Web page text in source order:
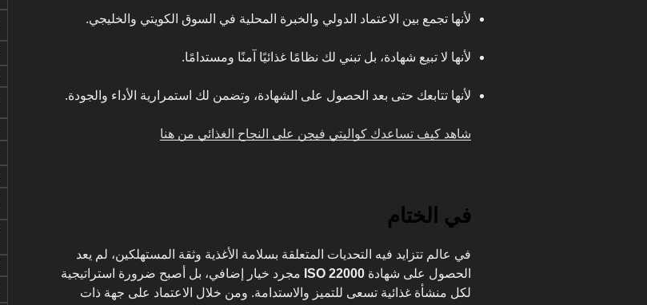
لأنها تجمع بين الاعتماد الدولي والخبرة المحلية في السوق الكويتي والخليجي.
لأنها لا تبيع شهادة، بل تبني لك نظامًا غذائيًا آمنًا ومستدامًا.
لأنها تتابعك حتى بعد الحصول على الشهادة، وتضمن لك استمرارية الأداء والجودة.
شاهد كيف تساعدك كواليتي فيجن على النجاح الغذائي من هنا
في الختام
في عالم تتزايد فيه التحديات المتعلقة بسلامة الأغذية وثقة المستهلكين، لم يعد
الحصول على شهادة ISO 22000 مجرد خيار إضافي، بل أصبح ضرورة استراتيجية
لكل منشأة غذائية تسعى للتميز والاستدامة. ومن خلال الاعتماد على جهة ذات